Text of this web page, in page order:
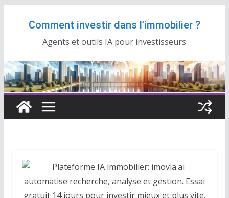
Comment investir dans l’immobilier ?
Agents et outils IA pour investisseurs